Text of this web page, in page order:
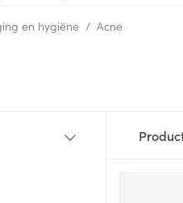
en hygiëne / Acne